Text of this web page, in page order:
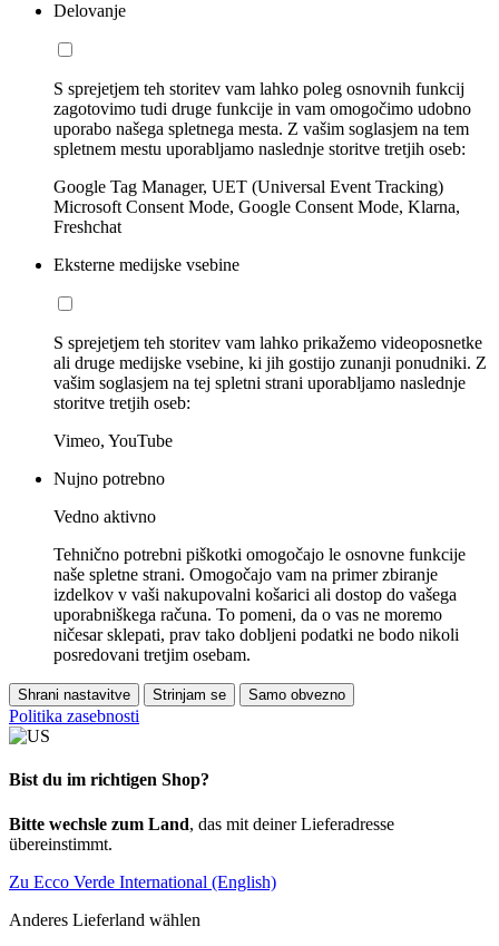
Delovanje
S sprejetjem teh storitev vam lahko poleg osnovnih funkcij
zagotovimo tudi druge funkcije in vam omogočimo udobno
uporabo našega spletnega mesta. Z vašim soglasjem na tem
spletnem mestu uporabljamo naslednje storitve tretjih oseb:
Google Tag Manager, UET (Universal Event Tracking)
Microsoft Consent Mode, Google Consent Mode, Klarna,
Freshchat
Eksterne medijske vsebine
S sprejetjem teh storitev vam lahko prikažemo videoposnetke
ali druge medijske vsebine, ki jih gostijo zunanji ponudniki. Z
vašim soglasjem na tej spletni strani uporabljamo naslednje
storitve tretjih oseb:
Vimeo, YouTube
Nujno potrebno
Vedno aktivno
Tehnično potrebni piškotki omogočajo le osnovne funkcije
naše spletne strani. Omogočajo vam na primer zbiranje
izdelkov v vaši nakupovalni košarici ali dostop do vašega
uporabniškega računa. To pomeni, da o vas ne moremo
ničesar sklepati, prav tako dobljeni podatki ne bodo nikoli
posredovani tretjim osebam.
Shrani nastavitve Strinjam se Samo obvezno
Politika zasebnosti
Bist du im richtigen Shop?
Bitte wechsle zum Land, das mit deiner Lieferadresse
übereinstimmt.
Zu Ecco Verde International (English)
Anderes Lieferland wählen